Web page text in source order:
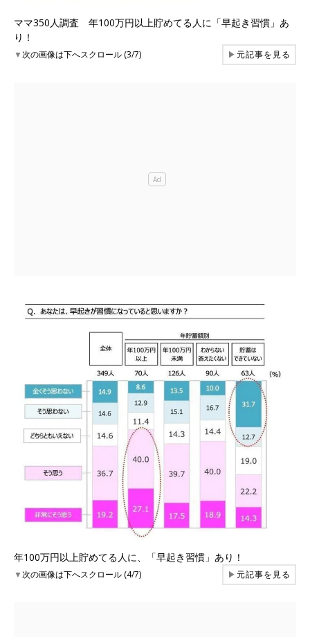
ママ350人調査 年100万円以上貯めてる人に「早起き習慣」あ
り！
▼次の画像は下へスクロール (3/7) ▶元記事を見る
年100万円以上貯めてる人に、「早起き習慣」あり！
▼次の画像は下へスクロール (4/7) ▶元記事を見る